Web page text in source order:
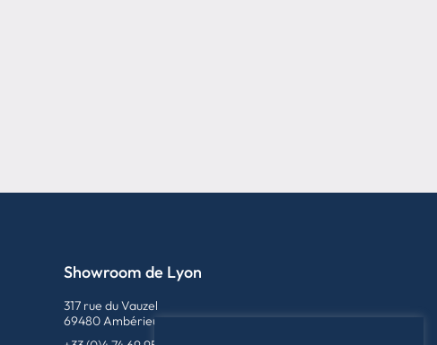
Showroom de Lyon
317 rue du Vauzel
69480 Ambérieux